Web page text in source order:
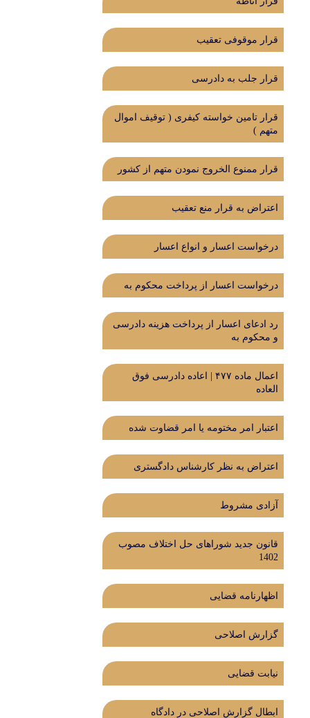
قرار موقوفی تعقیب
قرار جلب به دادرسی
قرار تامین خواسته کیفری ( توقیف اموال
متهم )
قرار ممنوع الخروج نمودن متهم از کشور
اعتراض به قرار منع تعقیب
درخواست اعسار و انواع اعسار
درخواست اعسار از پرداخت محکوم به
رد ادعای اعسار از پرداخت هزینه دادرسی
و محکوم به
اعمال ماده ۴۷۷ | اعاده دادرسی فوق
العاده
اعتبار امر مختومه یا امر قضاوت شده
اعتراض به نظر کارشناس دادگستری
آزادی مشروط
قانون جدید شوراهای حل اختلاف مصوب
1402
اظهارنامه قضایی
گزارش اصلاحی
نیابت قضایی
ابطال گزارش اصلاحی در دادگاه